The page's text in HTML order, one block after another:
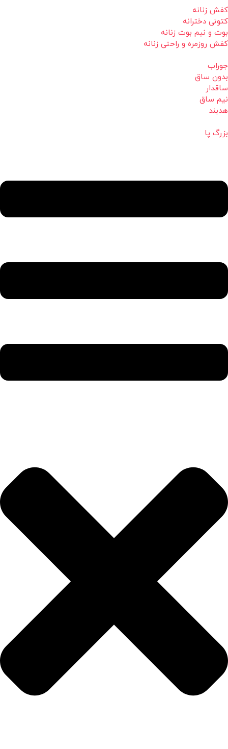
کفش زنانه
کتونی دخترانه
بوت و نیم بوت زنانه
کفش روزمره و راحتی زنانه
جوراب
بدون ساق
ساقدار
نیم ساق
هدبند
بزرگ پا